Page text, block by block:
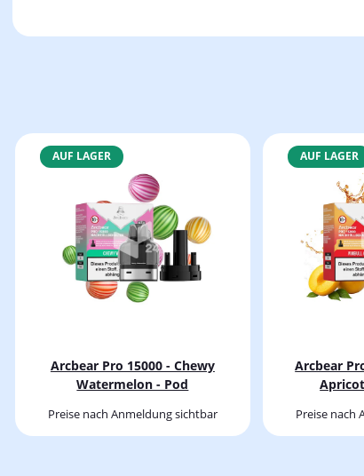
AUF LAGER
Arcbear Pro 15000 - Chewy
Watermelon - Pod
Preise nach Anmeldung sichtbar
AUF LAGER
Arcbear
Preise nach